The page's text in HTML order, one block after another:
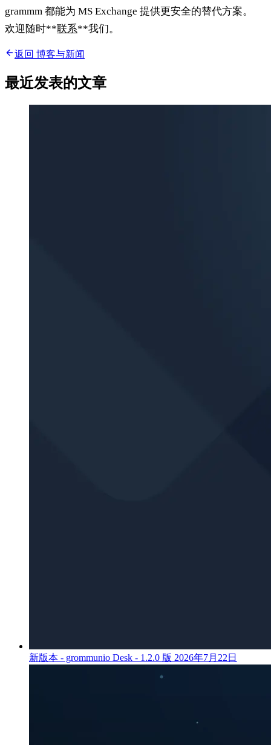
grammm 都能为 MS Exchange 提供更安全的替代方案。
欢迎随时**联系**我们。
返回 博客与新闻
最近发表的文章
新版本 - grommunio Desk - 1.2.0 版 2026年7月22日